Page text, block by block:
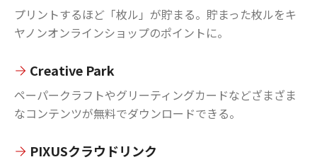
プリントするほど「枚ル」が貯まる。貯まった枚ルをキ
ヤノンオンラインショップのポイントに。
Creative Park
ペーパークラフトやグリーティングカードなどざまざま
なコンテンツが無料でダウンロードできる。
PIXUSクラウドリンク